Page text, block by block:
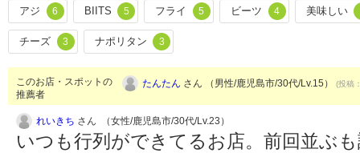
アジ 6 BIITS 5 フライ 5 ビーツ 4 美味しい
チーズ 3 ナポリタン 3
このお店・スポットの
推薦者
たんたん さん （男性/鹿児島市/30代/Lv.15） (投稿
れいきち さん （女性/鹿児島市/30代/Lv.23）
いつも行列ができてるお店。前回並ぶ